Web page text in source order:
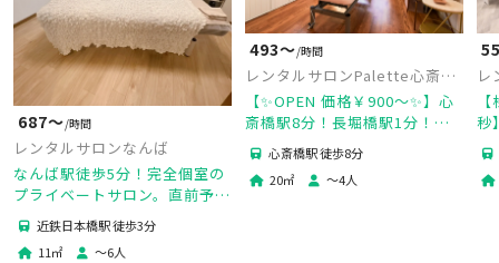
687〜/時間
レンタルサロンなんば
なんば駅徒歩5分！完全個室の
プライベートサロン。直前予約
可能、無料備品貸し出し多数あ
り。
近鉄日本橋駅 徒歩3分
11㎡ 〜6人
493〜/時間
レンタルサロンPalette心斎橋
店
【✨OPEN 価格￥900～✨】心
斎橋駅8分！長堀橋駅1分！｜1
日利用8,000円｜上質でやさし
い大人の完全個室サロン🪞
心斎橋駅 徒歩8分
20㎡ 〜4人
秒